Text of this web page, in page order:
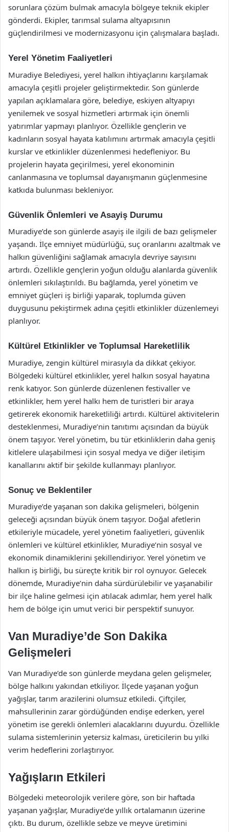
sorunlara çözüm bulmak amacıyla bölgeye teknik ekipler
gönderdi. Ekipler, tarımsal sulama altyapısının
güçlendirilmesi ve modernizasyonu için çalışmalara başladı.
Yerel Yönetim Faaliyetleri
Muradiye Belediyesi, yerel halkın ihtiyaçlarını karşılamak
amacıyla çeşitli projeler geliştirmektedir. Son günlerde
yapılan açıklamalara göre, belediye, eskiyen altyapıyı
yenilemek ve sosyal hizmetleri artırmak için önemli
yatırımlar yapmayı planlıyor. Özellikle gençlerin ve
kadınların sosyal hayata katılımını artırmak amacıyla çeşitli
kurslar ve etkinlikler düzenlenmesi hedefleniyor. Bu
projelerin hayata geçirilmesi, yerel ekonominin
canlanmasına ve toplumsal dayanışmanın güçlenmesine
katkıda bulunması bekleniyor.
Güvenlik Önlemleri ve Asayiş Durumu
Muradiye’de son günlerde asayiş ile ilgili de bazı gelişmeler
yaşandı. İlçe emniyet müdürlüğü, suç oranlarını azaltmak ve
halkın güvenliğini sağlamak amacıyla devriye sayısını
artırdı. Özellikle gençlerin yoğun olduğu alanlarda güvenlik
önlemleri sıkılaştırıldı. Bu bağlamda, yerel yönetim ve
emniyet güçleri iş birliği yaparak, toplumda güven
duygusunu pekiştirmek adına çeşitli etkinlikler düzenlemeyi
planlıyor.
Kültürel Etkinlikler ve Toplumsal Hareketlilik
Muradiye, zengin kültürel mirasıyla da dikkat çekiyor.
Bölgedeki kültürel etkinlikler, yerel halkın sosyal hayatına
renk katıyor. Son günlerde düzenlenen festivaller ve
etkinlikler, hem yerel halkı hem de turistleri bir araya
getirerek ekonomik hareketliliği artırdı. Kültürel aktivitelerin
desteklenmesi, Muradiye’nin tanıtımı açısından da büyük
önem taşıyor. Yerel yönetim, bu tür etkinliklerin daha geniş
kitlelere ulaşabilmesi için sosyal medya ve diğer iletişim
kanallarını aktif bir şekilde kullanmayı planlıyor.
Sonuç ve Beklentiler
Muradiye’de yaşanan son dakika gelişmeleri, bölgenin
geleceği açısından büyük önem taşıyor. Doğal afetlerin
etkileriyle mücadele, yerel yönetim faaliyetleri, güvenlik
önlemleri ve kültürel etkinlikler, Muradiye’nin sosyal ve
ekonomik dinamiklerini şekillendiriyor. Yerel yönetim ve
halkın iş birliği, bu süreçte kritik bir rol oynuyor. Gelecek
dönemde, Muradiye’nin daha sürdürülebilir ve yaşanabilir
bir ilçe haline gelmesi için atılacak adımlar, hem yerel halk
hem de bölge için umut verici bir perspektif sunuyor.
Van Muradiye’de Son Dakika
Gelişmeleri
Van Muradiye’de son günlerde meydana gelen gelişmeler,
bölge halkını yakından etkiliyor. İlçede yaşanan yoğun
yağışlar, tarım arazilerini olumsuz etkiledi. Çiftçiler,
mahsullerinin zarar gördüğünden endişe ederken, yerel
yönetim ise gerekli önlemleri alacaklarını duyurdu. Özellikle
sulama sistemlerinin yetersiz kalması, üreticilerin bu yılki
verim hedeflerini zorlaştırıyor.
Yağışların Etkileri
Bölgedeki meteorolojik verilere göre, son bir haftada
yaşanan yağışlar, Muradiye’de yıllık ortalamanın üzerine
çıktı. Bu durum, özellikle sebze ve meyve üretimini